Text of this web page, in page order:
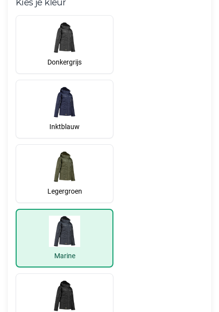
Kies je kleur
Donkergrijs
Inktblauw
Legergroen
Marine